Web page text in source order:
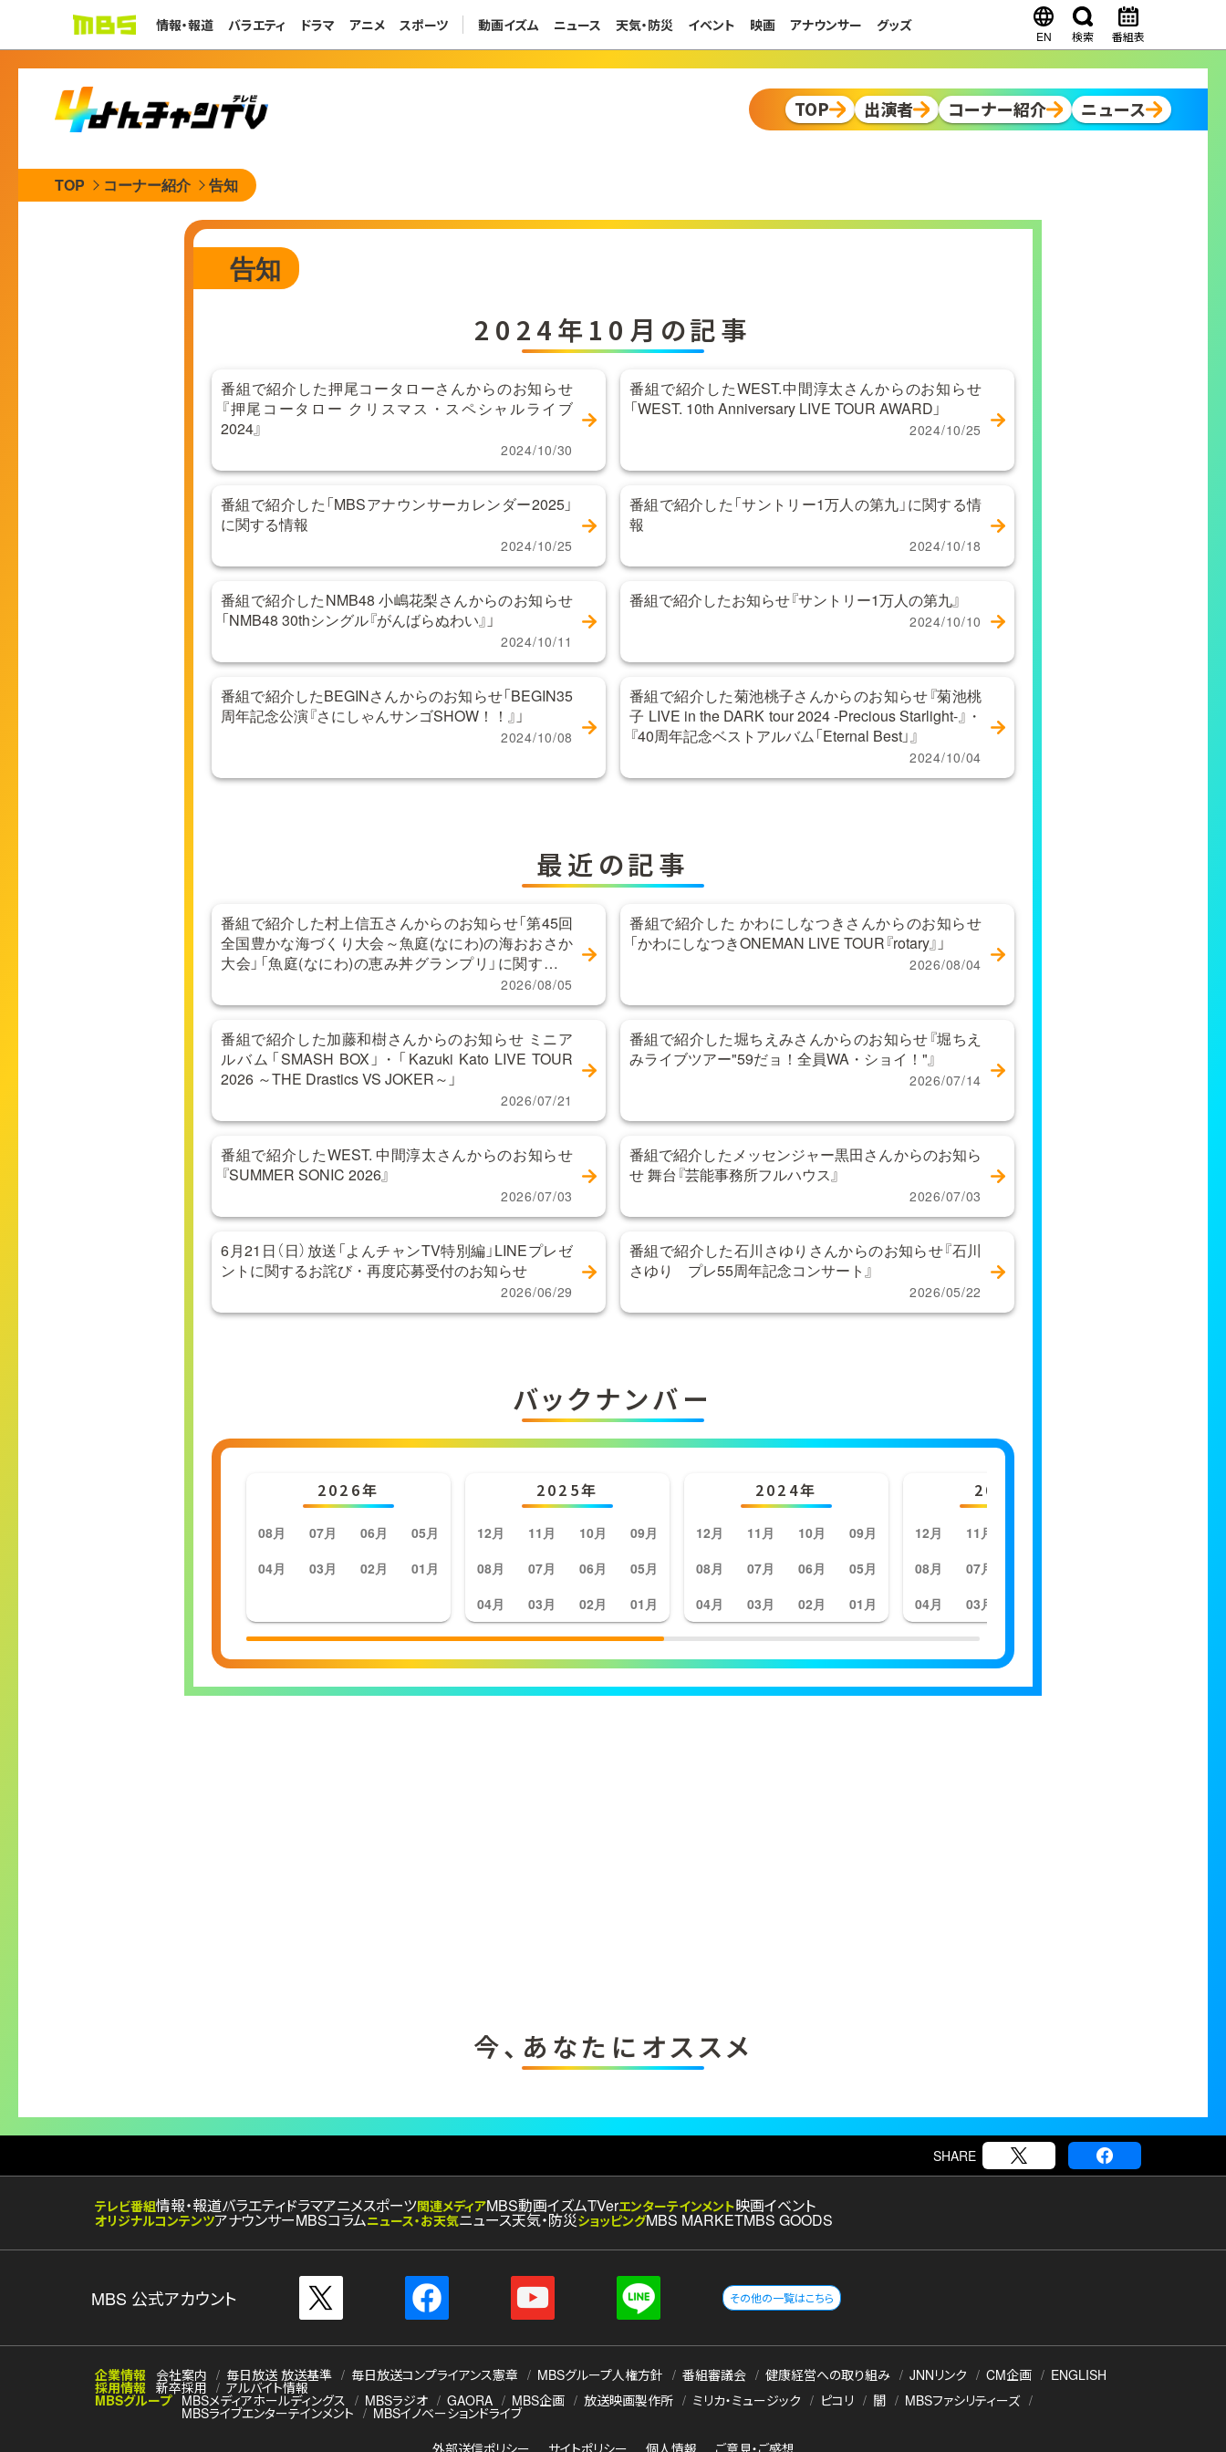
情報・報道 バラエティ ドラマ アニメ スポーツ 動画イズム ニュース 天気・防災 イベント 映画 アナウンサー グッズ
EN 検索 番組表
TOP 出演者 コーナー紹介 ニュース
TOP コーナー紹介 告知
告知
2024年10月の記事
番組で紹介した押尾コータローさんからのお知らせ
『押尾コータロー クリスマス・スペシャルライブ
2024』
2024/10/30
番組で紹介したWEST.中間淳太さんからのお知らせ
「WEST. 10th Anniversary LIVE TOUR AWARD」
2024/10/25
番組で紹介した「MBSアナウンサーカレンダー2025」
に関する情報
2024/10/25
番組で紹介した「サントリー1万人の第九」に関する情
報
2024/10/18
番組で紹介したNMB48 小嶋花梨さんからのお知らせ
「NMB48 30thシングル『がんばらぬわい』」
2024/10/11
番組で紹介したお知らせ『サントリー1万人の第九』
2024/10/10
番組で紹介したBEGINさんからのお知らせ「BEGIN35
周年記念公演『さにしゃんサンゴSHOW！！』」
2024/10/08
番組で紹介した菊池桃子さんからのお知らせ『菊池桃
子 LIVE in the DARK tour 2024 -Precious Starlight-』・
『40周年記念ベストアルバム「Eternal Best」』
2024/10/04
最近の記事
番組で紹介した村上信五さんからのお知らせ「第45回
全国豊かな海づくり大会～魚庭(なにわ)の海おおさか
大会」「魚庭(なにわ)の恵み丼グランプリ」に関するお
2026/08/05
番組で紹介した かわにしなつきさんからのお知らせ
「かわにしなつきONEMAN LIVE TOUR『rotary』」
2026/08/04
番組で紹介した加藤和樹さんからのお知らせ ミニア
ルバム「SMASH BOX」・「Kazuki Kato LIVE TOUR
2026 ～THE Drastics VS JOKER～」
2026/07/21
番組で紹介した堀ちえみさんからのお知らせ『堀ちえ
みライブツアー"59だョ！全員WA・ショイ！"』
2026/07/14
番組で紹介したWEST. 中間淳太さんからのお知らせ
『SUMMER SONIC 2026』
2026/07/03
番組で紹介したメッセンジャー黒田さんからのお知ら
せ 舞台『芸能事務所フルハウス』
2026/07/03
6月21日（日）放送「よんチャンTV特別編」LINEプレゼ
ントに関するお詫び・再度応募受付のお知らせ
2026/06/29
番組で紹介した石川さゆりさんからのお知らせ『石川
さゆり プレ55周年記念コンサート』
2026/05/22
バックナンバー
2026年
08月 07月 06月
05月
04月
03月 02月 01月
2025年
12月 11月 10月
09月
08月
07月 06月
05月
04月
03月 02月 01月
2024年
12月 11月 10月
09月
08月
07月 06月
05月
04月
03月 02月 01月
2023年
12月 11月
08月
07月
04月
03月
今、あなたにオススメ
SHARE
テレビ番組情報・報道バラエティドラマアニメスポーツ関連メディアMBS動画イズムTVerエンターテインメント映画イベント
オリジナルコンテンツアナウンサーMBSコラムニュース・お天気ニュース天気・防災ショッピングMBS MARKETMBS GOODS
MBS 公式アカウント その他の一覧はこちら
企業情報 会社案内 毎日放送 放送基準 毎日放送コンプライアンス憲章 MBSグループ人権方針 番組審議会 健康経営への取り組み JNNリンク CM企画 ENGLISH
採用情報 新卒採用 アルバイト情報
MBSグループ MBSメディアホールディングス MBSラジオ GAORA MBS企画 放送映画製作所 ミリカ・ミュージック ピコリ 闇 MBSファシリティーズ
MBSライブエンターテインメント
MBSイノベーションドライブ
外部送信ポリシー
サイトポリシー 個人情報 ご意見・ご感想